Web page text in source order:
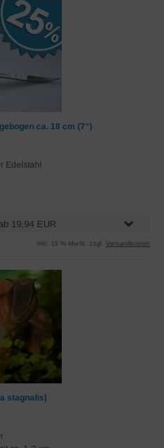
ca. 18 cm (7")
Edelstahl
19,94 EUR
inkl. 19 % MwSt. zzgl. Versandkosten
stagnalis)